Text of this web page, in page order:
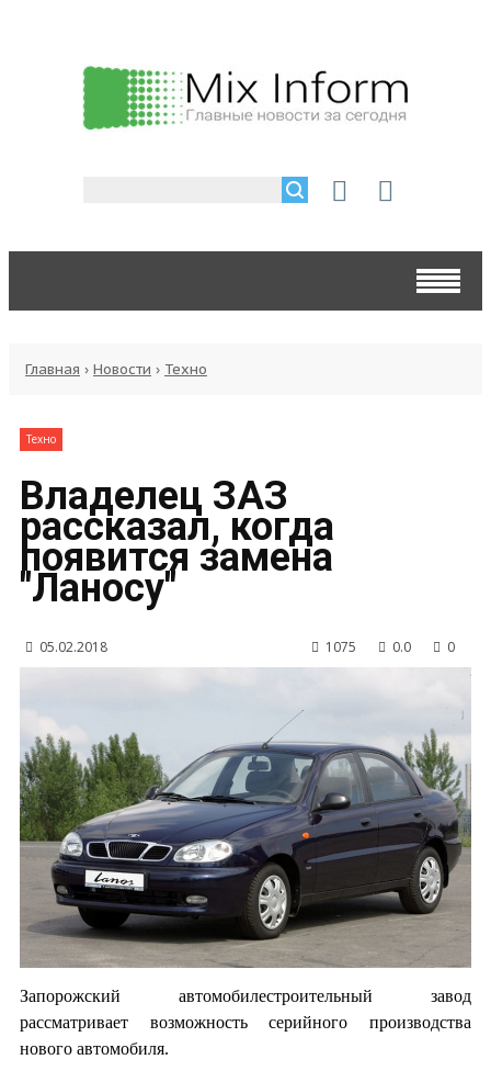
Главная › Новости › Техно
Техно
Владелец ЗАЗ
рассказал, когда
появится замена
"Ланосу"
05.02.2018 1075 0.0 0
Запорожский автомобилестроительный завод
рассматривает возможность серийного производства
нового автомобиля.